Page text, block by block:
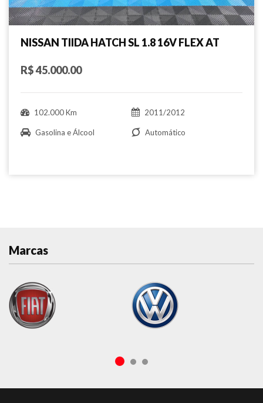
NISSAN TIIDA HATCH SL 1.8 16V FLEX AT
R$ 45.000.00
102.000 Km 2011/2012
Gasolina e Álcool Automático
Marcas